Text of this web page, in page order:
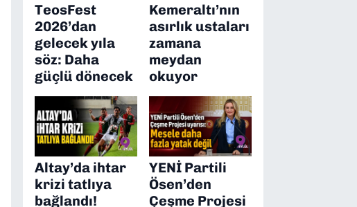
TeosFest
2026’dan
gelecek yıla
söz: Daha
güçlü dönecek
Kemeraltı’nın
asırlık ustaları
zamana
meydan
okuyor
Altay’da ihtar
krizi tatlıya
bağlandı!
YENİ Partili
Ösen’den
Çeşme Projesi